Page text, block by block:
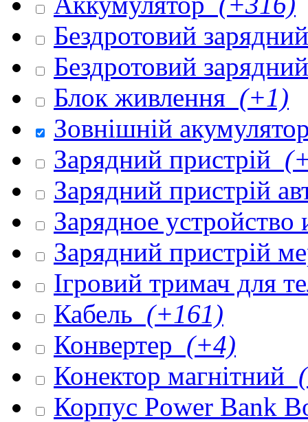
Бездротовий
Бездротовий
Блок живлення (+1)
Зовнішній
Зарядний пристрій
Зарядний пристрій
Зарядное
Зарядний пристрій
Ігровий тримач для
Кабель (+161)
Конвертер (+4)
Конектор магнітний
Корпус Power Bank